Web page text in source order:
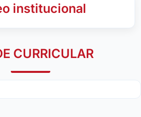
institucional
CURRICULAR